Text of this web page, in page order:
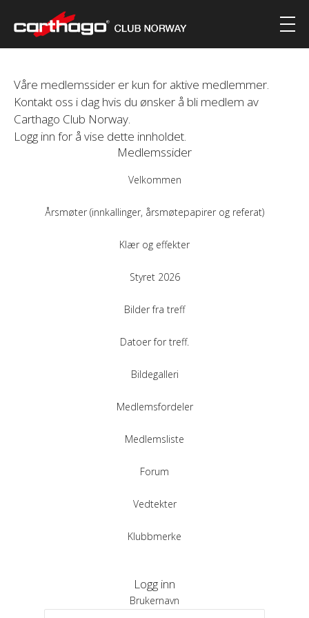
Våre medlemssider er kun for aktive medlemmer.
Kontakt oss i dag hvis du ønsker å bli medlem av
Carthago Club Norway.
Logg inn for å vise dette innholdet.
Medlemssider
Velkommen
Årsmøter (innkallinger, årsmøtepapirer og referat)
Klær og effekter
Styret 2026
Bilder fra treff
Datoer for treff.
Bildegalleri
Medlemsfordeler
Medlemsliste
Forum
Vedtekter
Klubbmerke
Logg inn
Brukernavn